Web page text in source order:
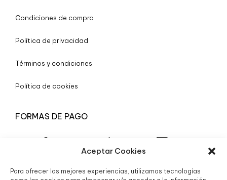
Aceptar Cookies
Para ofrecer las mejores experiencias, utilizamos tecnologías
Condiciones de compra
Política de privacidad
Términos y condiciones
Política de cookies
FORMAS DE PAGO
© 2025 Boutique Granada S.L.